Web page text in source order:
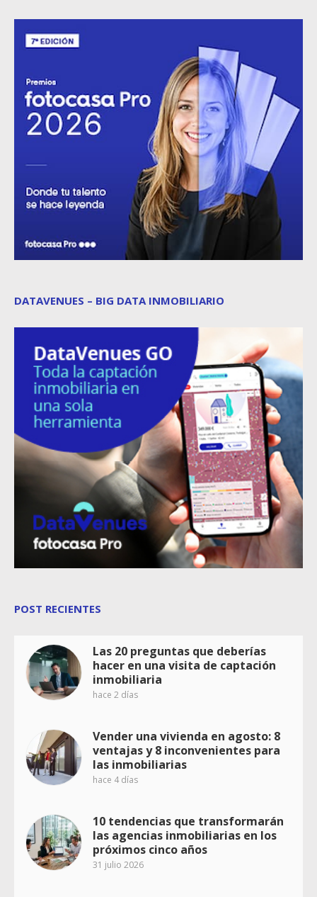
DATAVENUES – BIG DATA INMOBILIARIO
POST RECIENTES
Las 20 preguntas que deberías
hacer en una visita de captación
inmobiliaria
hace 2 días
Vender una vivienda en agosto: 8
ventajas y 8 inconvenientes para
las inmobiliarias
hace 4 días
10 tendencias que transformarán
las agencias inmobiliarias en los
próximos cinco años
31 julio 2026